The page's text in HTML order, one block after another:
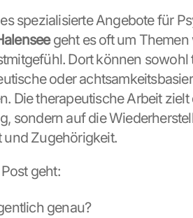
geht es oft um Themen
Dort können
oder
Die therapeutische Arbeit
sondern auf die
und Zugehörigkeit.
geht:
genau?